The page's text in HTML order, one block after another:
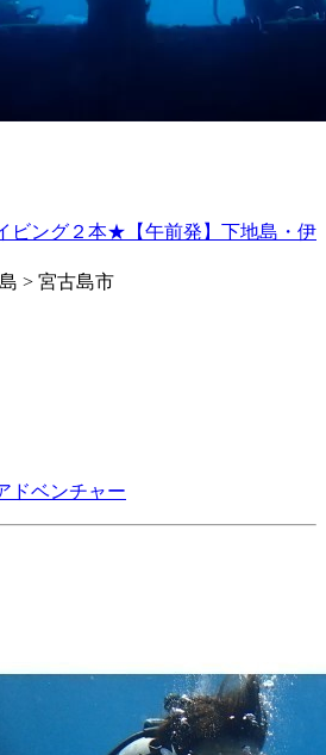
ビング２本★【午前発】下地島・伊
> 宮古島市
ドベンチャー